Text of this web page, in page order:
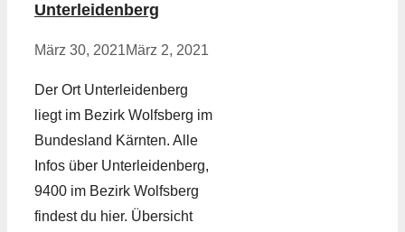
Unterleidenberg
März 30, 2021März 2, 2021
Der Ort Unterleidenberg
liegt im Bezirk Wolfsberg im
Bundesland Kärnten. Alle
Infos über Unterleidenberg,
9400 im Bezirk Wolfsberg
findest du hier. Übersicht